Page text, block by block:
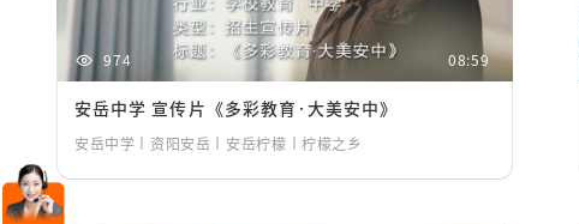
974 08:59
安岳中学 宣传片《多彩教育·大美安中》
安岳中学丨资阳安岳丨安岳柠檬丨柠檬之乡